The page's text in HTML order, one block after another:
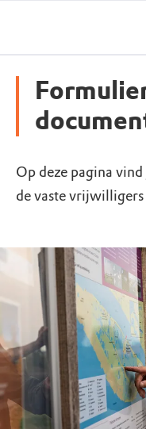
Op deze pagina
de vaste